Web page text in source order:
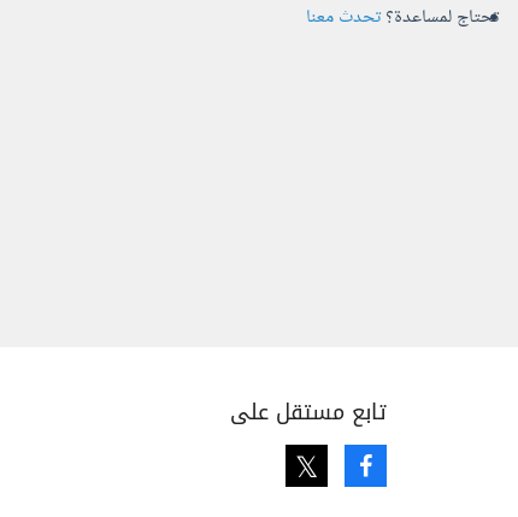
تحتاج لمساعدة؟تحدث معنا
تابع مستقل على
Facebook
Twitter